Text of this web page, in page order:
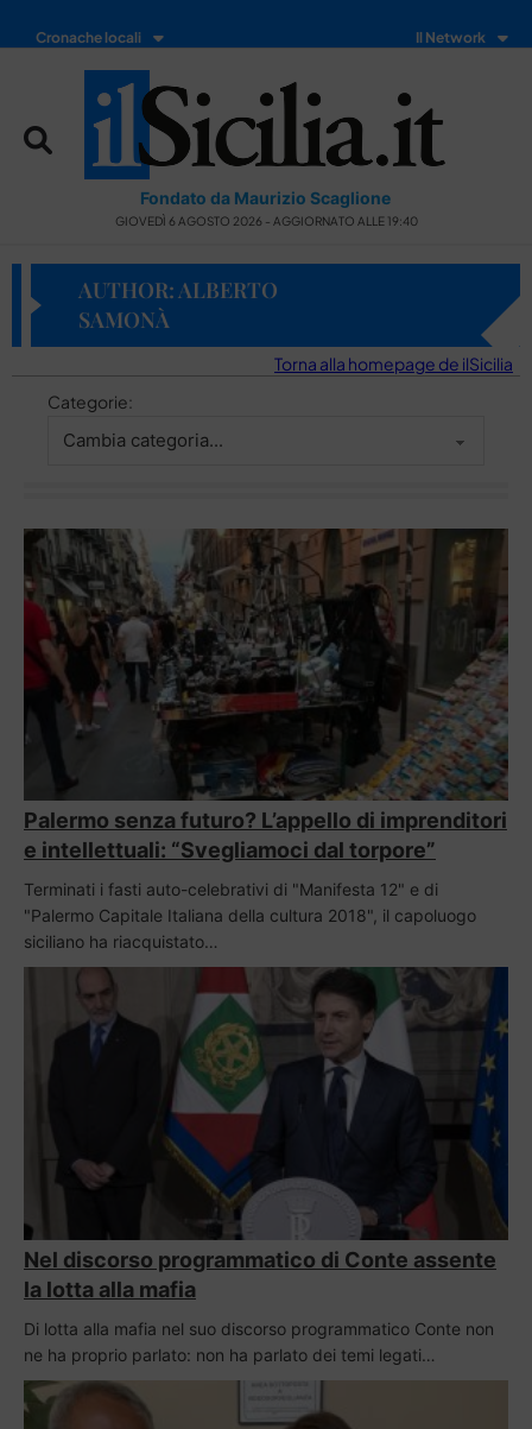
Cronache locali Il Network
Fondato da Maurizio Scaglione
GIOVEDÌ 6 AGOSTO 2026 - AGGIORNATO ALLE 19:40
AUTHOR: ALBERTO
SAMONÀ
Torna alla homepage de ilSicilia
Categorie:
Palermo senza futuro? L’appello di imprenditori
e intellettuali: “Svegliamoci dal torpore”
Terminati i fasti auto-celebrativi di "Manifesta 12" e di
"Palermo Capitale Italiana della cultura 2018", il capoluogo
siciliano ha riacquistato…
Nel discorso programmatico di Conte assente
la lotta alla mafia
Di lotta alla mafia nel suo discorso programmatico Conte non
ne ha proprio parlato: non ha parlato dei temi legati…